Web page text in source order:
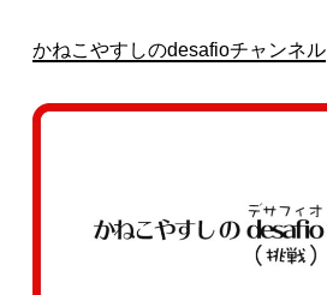
かねこやすしのdesafioチャンネル